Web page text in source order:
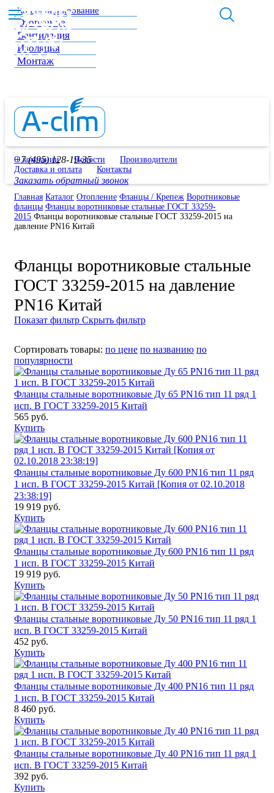
Кондиционирование
Отопление
Вентиляция
Изоляция
Монтаж
+7 (495) 128-19-35
Заказать обратный звонок
О компании Новости
Производители
Доставка и оплата
Контакты
Главная Каталог Отопление Фланцы / Крепеж Воротниковые
фланцы Фланцы воротниковые стальные ГОСТ 33259-
2015 Фланцы воротниковые стальные ГОСТ 33259-2015 на
давление PN16 Китай
Фланцы воротниковые стальные
ГОСТ 33259-2015 на давление
PN16 Китай
Показат фильтр Скрыть фильтр
Сортировать товары: по цене по названию по
популярности
Фланцы стальные воротниковые Ду 65 PN16 тип 11 ряд 1
исп. B ГОСТ 33259-2015 Китай
565 руб.
Купить
Фланцы стальные воротниковые Ду 600 PN16 тип 11 ряд
1 исп. B ГОСТ 33259-2015 Китай [Копия от 02.10.2018
23:38:19]
19 919 руб.
Купить
Фланцы стальные воротниковые Ду 600 PN16 тип 11 ряд
1 исп. B ГОСТ 33259-2015 Китай
19 919 руб.
Купить
Фланцы стальные воротниковые Ду 50 PN16 тип 11 ряд 1
исп. B ГОСТ 33259-2015 Китай
452 руб.
Купить
Фланцы стальные воротниковые Ду 400 PN16 тип 11 ряд
1 исп. B ГОСТ 33259-2015 Китай
8 460 руб.
Купить
Фланцы стальные воротниковые Ду 40 PN16 тип 11 ряд 1
исп. B ГОСТ 33259-2015 Китай
392 руб.
Купить